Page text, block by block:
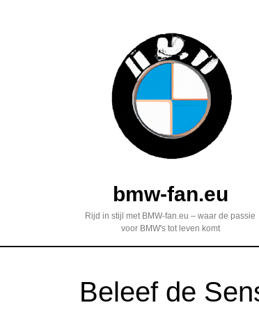
bmw-fan.eu
Rijd in stijl met BMW-fan.eu – waar de passie
voor BMW's tot leven komt
Beleef de